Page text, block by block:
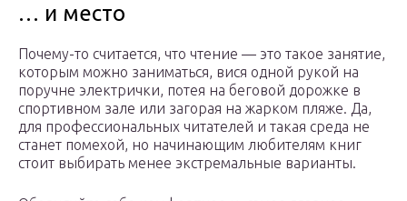
… и место
Почему-то считается, что чтение — это такое занятие,
которым можно заниматься, вися одной рукой на
поручне электрички, потея на беговой дорожке в
спортивном зале или загорая на жарком пляже. Да,
для профессиональных читателей и такая среда не
станет помехой, но начинающим любителям книг
стоит выбирать менее экстремальные варианты.